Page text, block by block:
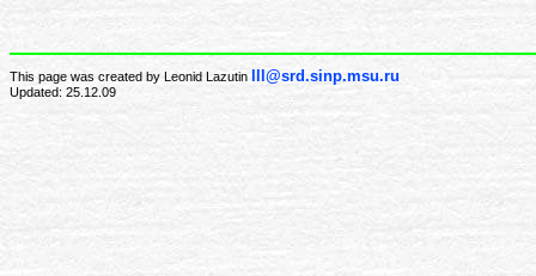
This page was created by Leonid Lazutin lll@srd.sinp.msu.ru
Updated: 25.12.09